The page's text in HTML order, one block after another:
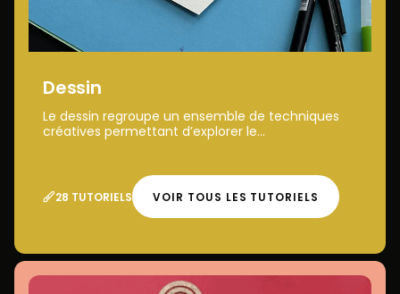
Dessin
Le dessin regroupe un ensemble de techniques
créatives permettant d’explorer le...
28 TUTORIELS VOIR TOUS LES TUTORIELS